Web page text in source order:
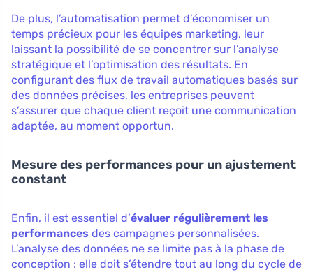
De plus, l’automatisation permet d’économiser un
temps précieux pour les équipes marketing, leur
laissant la possibilité de se concentrer sur l’analyse
stratégique et l’optimisation des résultats. En
configurant des flux de travail automatiques basés sur
des données précises, les entreprises peuvent
s’assurer que chaque client reçoit une communication
adaptée, au moment opportun.
Mesure des performances pour un ajustement
constant
Enfin, il est essentiel d’évaluer régulièrement les
performances des campagnes personnalisées.
L’analyse des données ne se limite pas à la phase de
conception : elle doit s’étendre tout au long du cycle de